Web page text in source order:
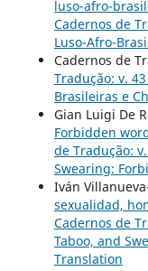
luso-afro-
Cadernos de
Luso-Afro-
Cadernos de
Tradução: v.
Brasileiras e
Gian Luigi De
Forbidden
de Tradução:
Swearing:
Iván
sexualidad,
Cadernos de
Taboo, and
Translation